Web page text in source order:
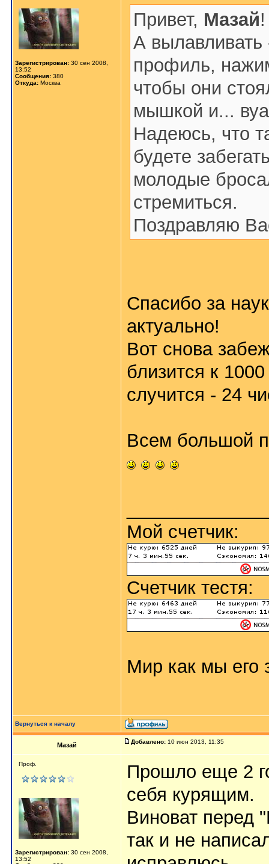
Зарегистрирован: 30 сен 2008,
13:52
Сообщения: 380
Откуда: Москва
Привет, Мазай!
А вылавливать
профиль,
чтобы они
мышкой и...
Надеюсь, что
будете
молодые
стремиться.
Поздравляю
Спасибо за
актуально!
Вот снова
близится к
случится - 24
Всем большой
Мой счетчик:
Счетчик тестя:
Мир как мы его
Вернуться к началу
Мазай Добавлено: 10 июн 2013, 11:35
Проф.
Зарегистрирован: 30 сен 2008,
13:52
Прошло еще 2
себя курящим.
Виноват
так и не